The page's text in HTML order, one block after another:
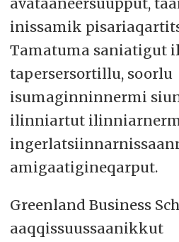
inissamik
Tamatuma saniatigut
tapersersortillu, soorlu
isumaginninnermi
ilinniartut
amigaatigineqarput.
Greenland Business
aaqqissuussaanikkut